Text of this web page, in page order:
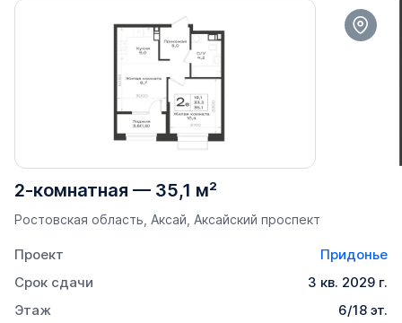
2-комнатная — 35,1 м²
Ростовская область, Аксай, Аксайский проспект
Проект
Придонье
Срок сдачи
3 кв. 2029 г.
Этаж
6/18 эт.